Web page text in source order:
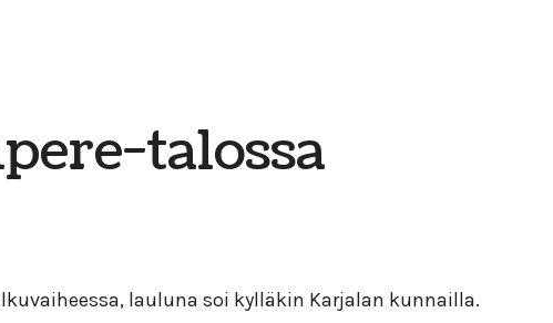
talossa
lauluna soi kylläkin Karjalan kunnailla.